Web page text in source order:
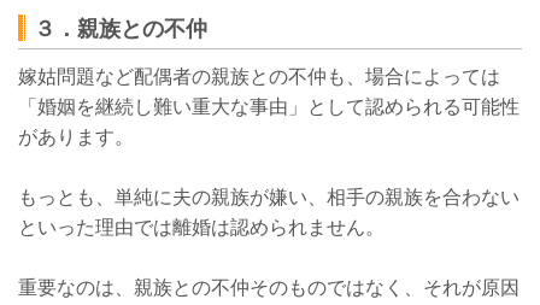
３．親族との不仲
嫁姑問題など配偶者の親族との不仲も、場合によっては
「婚姻を継続し難い重大な事由」として認められる可能性
があります。
もっとも、単純に夫の親族が嫌い、相手の親族を合わない
といった理由では離婚は認められません。
重要なのは、親族との不仲そのものではなく、それが原因